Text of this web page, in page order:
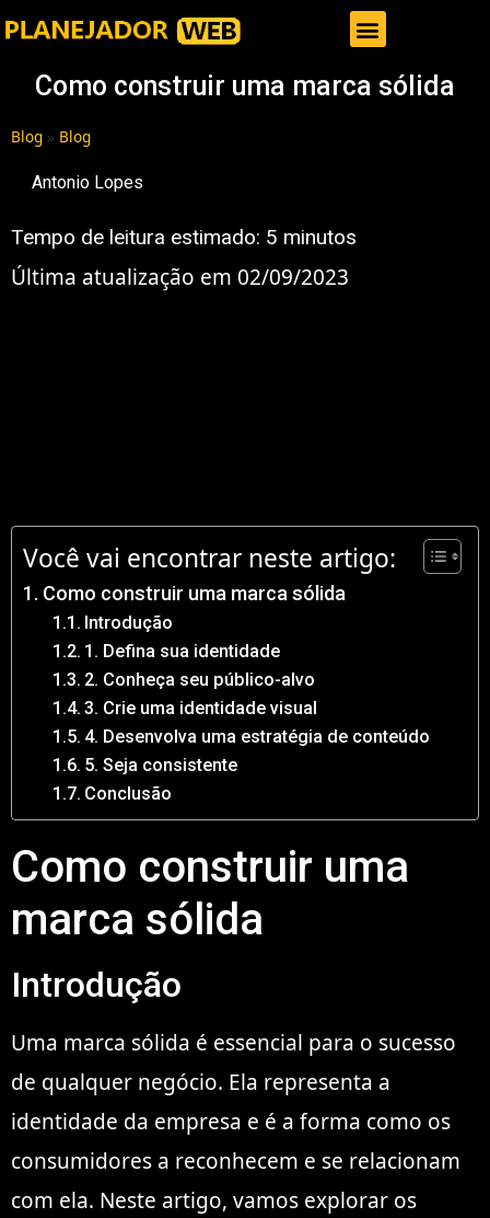
Como construir uma marca sólida
Blog » Blog
Antonio Lopes
Tempo de leitura estimado: 5 minutos
Última atualização em 02/09/2023
Você vai encontrar neste artigo:
Como construir uma marca sólida
Introdução
1. Defina sua identidade
2. Conheça seu público-alvo
3. Crie uma identidade visual
4. Desenvolva uma estratégia de conteúdo
5. Seja consistente
Conclusão
Como construir uma
marca sólida
Introdução
Uma marca sólida é essencial para o sucesso
de qualquer negócio. Ela representa a
identidade da empresa e é a forma como os
consumidores a reconhecem e se relacionam
com ela. Neste artigo, vamos explorar os